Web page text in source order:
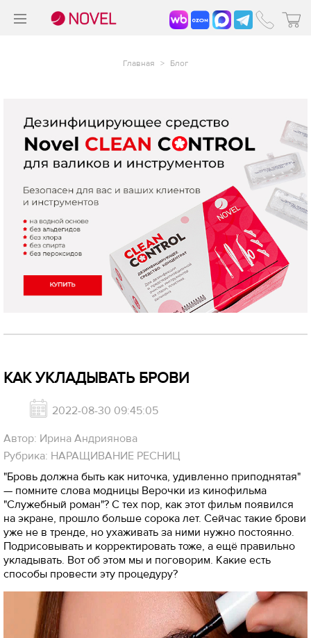
Главная > Блог
КАК УКЛАДЫВАТЬ БРОВИ
2022-08-30 09:45:05
Автор: Ирина Андриянова
Рубрика: НАРАЩИВАНИЕ РЕСНИЦ
"Бровь должна быть как ниточка, удивленно приподнятая"
— помните слова модницы Верочки из кинофильма
"Служебный роман"? С тех пор, как этот фильм появился
на экране, прошло больше сорока лет. Сейчас такие брови
уже не в тренде, но ухаживать за ними нужно постоянно.
Подрисовывать и корректировать тоже, а ещё правильно
укладывать. Вот об этом мы и поговорим. Какие есть
способы провести эту процедуру?